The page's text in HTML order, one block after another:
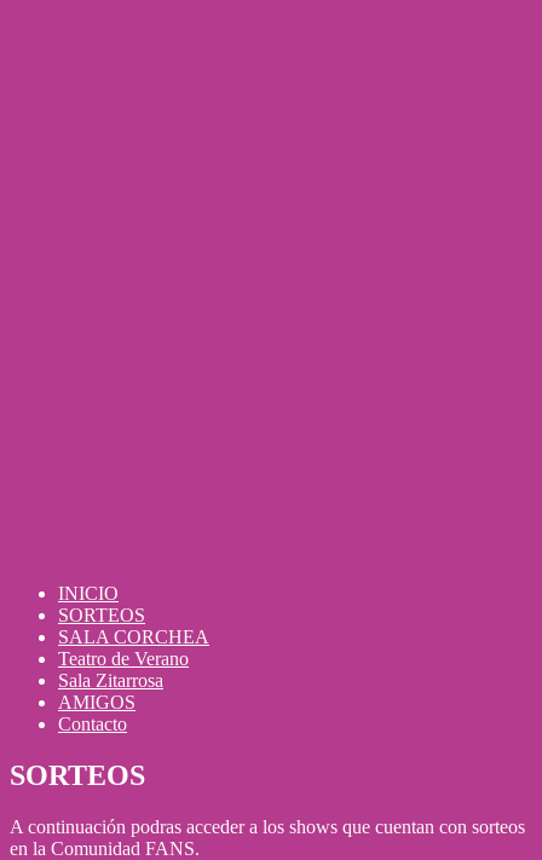
INICIO
SORTEOS
SALA CORCHEA
Teatro de Verano
Sala Zitarrosa
AMIGOS
Contacto
SORTEOS
A continuación podras acceder a los shows que cuentan con sorteos
en la Comunidad FANS.